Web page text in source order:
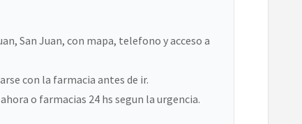
San Juan, con mapa, telefono y acceso a
con la farmacia antes de ir.
o farmacias 24 hs segun la urgencia.